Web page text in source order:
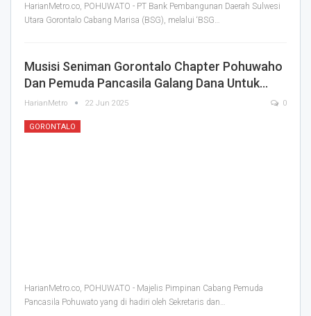
HarianMetro.co, POHUWATO - PT Bank Pembangunan Daerah Sulwesi
Utara Gorontalo Cabang Marisa (BSG), melalui ‘BSG
Musisi Seniman Gorontalo Chapter Pohuwaho
Dan Pemuda Pancasila Galang Dana Untuk…
HarianMetro 22 Jun 2025 0
GORONTALO
HarianMetro.co, POHUWATO - Majelis Pimpinan Cabang Pemuda
Pancasila Pohuwato yang di hadiri oleh Sekretaris dan…